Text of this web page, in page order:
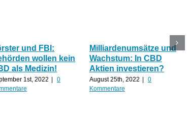
und FBI:
wollen kein
als Medizin!
1st, 2022
0
Milliardenumsätze und
Wachstum: In CBD
Aktien investieren?
August 25th, 2022
0
Kommentare